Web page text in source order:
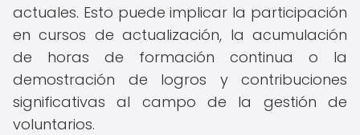
actuales. Esto puede implicar la participación
en cursos de actualización, la acumulación
de horas de formación continua o la
demostración de logros y contribuciones
significativas al campo de la gestión de
voluntarios.